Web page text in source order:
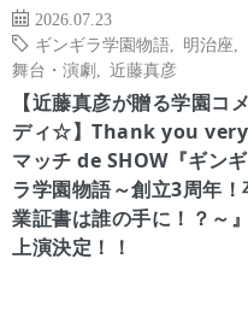
2026.07.23
ギンギラ学園物語
明治座
舞台・演劇
近藤真彦
【近藤真彦が贈る学園コメ
ディ☆】Thank you very
マッチ de SHOW『ギンギ
ラ学園物語～創立3周年！
業証書は誰の手に！？～』
上演決定！！